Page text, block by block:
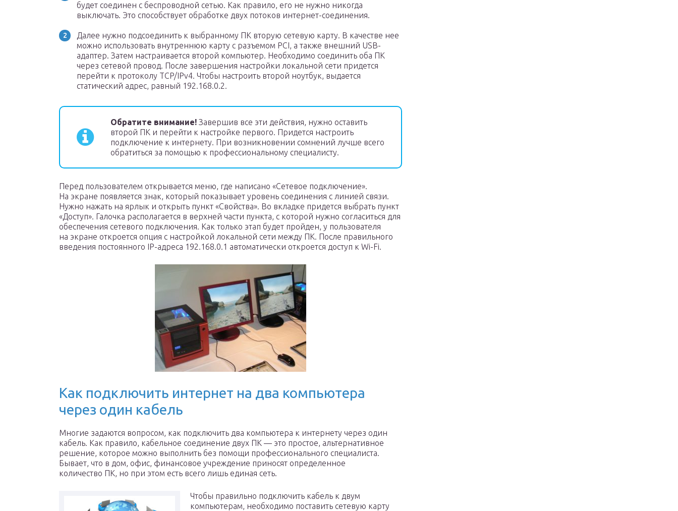
будет соединен с беспроводной сетью. Как правило, его не нужно никогда
выключать. Это способствует обработке двух потоков интернет-соединения.
Далее нужно подсоединить к выбранному ПК вторую сетевую карту. В качестве нее
можно использовать внутреннюю карту с разъемом PCI, а также внешний USB-
адаптер. Затем настраивается второй компьютер. Необходимо соединить оба ПК
через сетевой провод. После завершения настройки локальной сети придется
перейти к протоколу TCP/IPv4. Чтобы настроить второй ноутбук, выдается
статический адрес, равный 192.168.0.2.
Обратите внимание! Завершив все эти действия, нужно оставить
второй ПК и перейти к настройке первого. Придется настроить
подключение к интернету. При возникновении сомнений лучше всего
обратиться за помощью к профессиональному специалисту.
Перед пользователем открывается меню, где написано «Сетевое подключение».
На экране появляется знак, который показывает уровень соединения с линией связи.
Нужно нажать на ярлык и открыть пункт «Свойства». Во вкладке придется выбрать пункт
«Доступ». Галочка располагается в верхней части пункта, с которой нужно согласиться для
обеспечения сетевого подключения. Как только этап будет пройден, у пользователя
на экране откроется опция с настройкой локальной сети между ПК. После правильного
введения постоянного IP-адреса 192.168.0.1 автоматически откроется доступ к Wi-Fi.
Как подключить интернет на два компьютера
через один кабель
Многие задаются вопросом, как подключить два компьютера к интернету через один
кабель. Как правило, кабельное соединение двух ПК — это простое, альтернативное
решение, которое можно выполнить без помощи профессионального специалиста.
Бывает, что в дом, офис, финансовое учреждение приносят определенное
количество ПК, но при этом есть всего лишь единая сеть.
Чтобы правильно подключить кабель к двум
компьютерам, необходимо поставить сетевую карту